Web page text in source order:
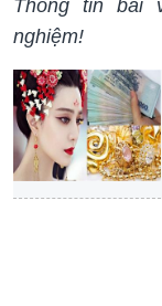
Thông tin bài
nghiệm!